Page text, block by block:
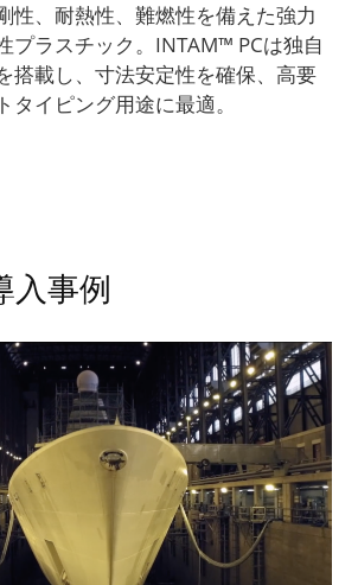
性、耐熱性、難燃性を備えた強力
プラスチック。INTAM™ PCは独自
搭載し、寸法安定性を確保、高要
タイピング用途に最適。
入事例